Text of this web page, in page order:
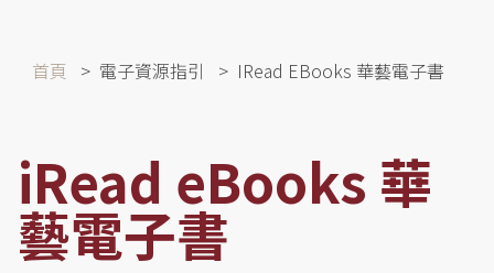
導首頁 電子資源指引 IRead EBooks 華藝電子書
iRead eBooks 華
藝電子書